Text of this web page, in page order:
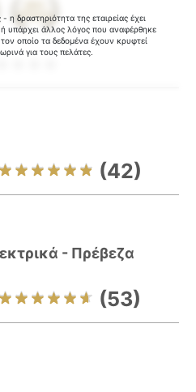
η δραστηριότητα της εταιρείας έχει
υπάρχει άλλος λόγος που αναφέρθηκε
οποίο τα δεδομένα έχουν κρυφτεί
για τους πελάτες.
(42)
- Πρέβεζα
(53)